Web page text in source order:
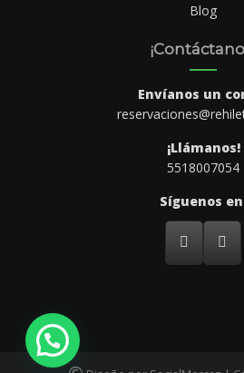
Blog
Envíanos un
¡Llámanos!
5518007054
Síguenos